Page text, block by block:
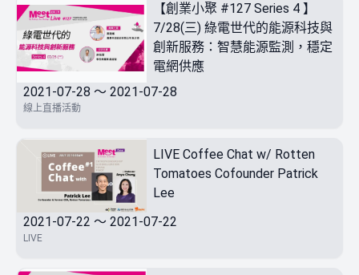
【創業小聚 #127 Series 4 】
7/28(三) 綠電世代的能源科技與
創新服務：智慧能源監測，穩定
電網供應
2021-07-28 ～ 2021-07-28
線上直播活動
LIVE Coffee Chat w/ Rotten
Tomatoes Cofounder Patrick
Lee
2021-07-22 ～ 2021-07-22
LIVE